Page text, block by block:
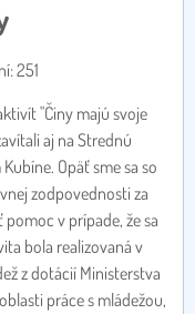
251
"Činy majú svoje
aj na Strednú
Opäť sme sa so
zodpovednosti za
v prípade, že sa
bola realizovaná v
z dotácií Ministerstva
práce s mládežou,